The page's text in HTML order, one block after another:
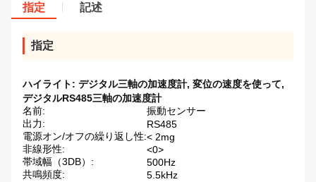
指定 記述
指定
ハイライト: デジタル三軸の加速度計, 変位の速度を使って,
デジタルRS485三軸の加速度計
名前:
振動センサー
出力:
RS485
電源オン/オフの繰り返し性:< 2mg
非線形性:
<0>
帯域幅（3DB）:
500Hz
共鳴頻度:
5.5kHz